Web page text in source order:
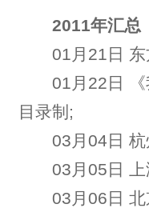
2011年汇总
01月21日 东
01月22日 《
目录制;
03月04日 杭
03月05日 上
03月06日 北